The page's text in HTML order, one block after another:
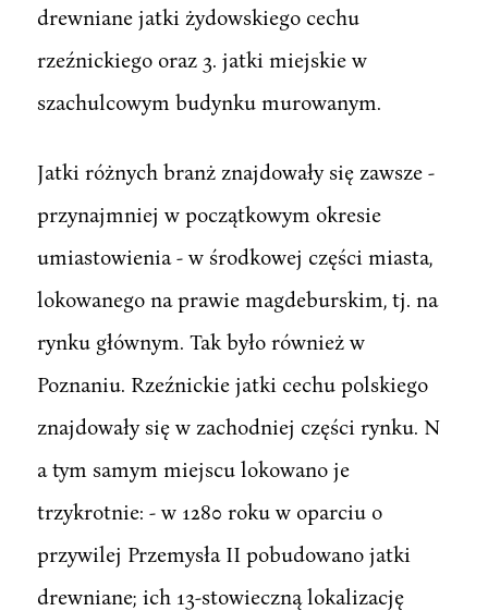
drewniane jatki żydowskiego cechu
rzeźnickiego oraz 3. jatki miejskie w
szachulcowym budynku murowanym.
Jatki różnych branż znajdowały się zawsze -
przynajmniej w początkowym okresie
umiastowienia - w środkowej części miasta,
lokowanego na prawie magdeburskim, tj. na
rynku głównym. Tak było również w
Poznaniu. Rzeźnickie jatki cechu polskiego
znajdowały się w zachodniej części rynku. N
a tym samym miejscu lokowano je
trzykrotnie: - w 1280 roku w oparciu o
przywilej Przemysła II pobudowano jatki
drewniane; ich 13-stowieczną lokalizację